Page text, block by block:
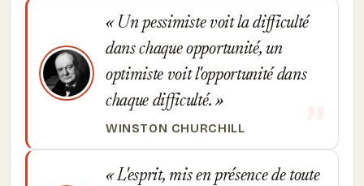
Un pessimiste voit la difficulté
dans chaque opportunité, un
optimiste voit l'opportunité dans
chaque difficulté.
WINSTON CHURCHILL
L'esprit, mis en présence de toute